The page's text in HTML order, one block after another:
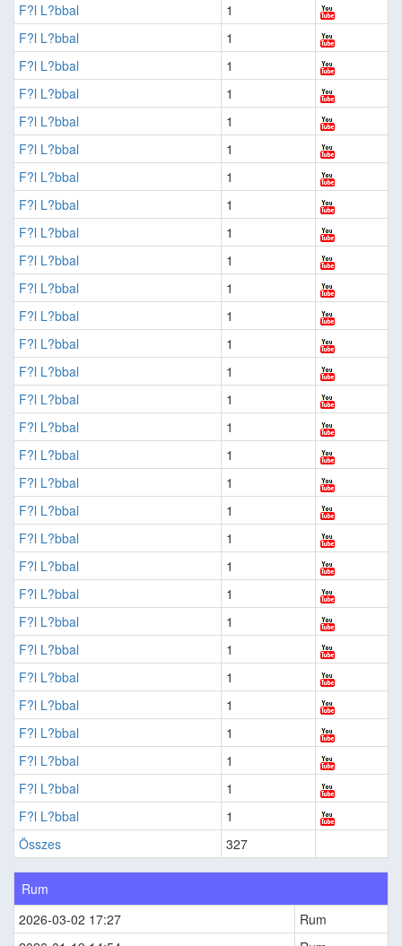
F?l L?bbal
1
F?l L?bbal
1
F?l L?bbal
1
F?l L?bbal
1
F?l L?bbal
1
F?l L?bbal
1
F?l L?bbal
1
F?l L?bbal
1
F?l L?bbal
1
F?l L?bbal
1
F?l L?bbal
1
F?l L?bbal
1
F?l L?bbal
1
F?l L?bbal
1
F?l L?bbal
1
F?l L?bbal
1
F?l L?bbal
1
F?l L?bbal
1
F?l L?bbal
1
F?l L?bbal
1
F?l L?bbal
1
F?l L?bbal
1
F?l L?bbal
1
F?l L?bbal
1
F?l L?bbal
1
F?l L?bbal
1
F?l L?bbal
1
F?l L?bbal
1
F?l L?bbal
1
F?l L?bbal
1
Összes
327
Rum
2026-03-02 17:27
Rum